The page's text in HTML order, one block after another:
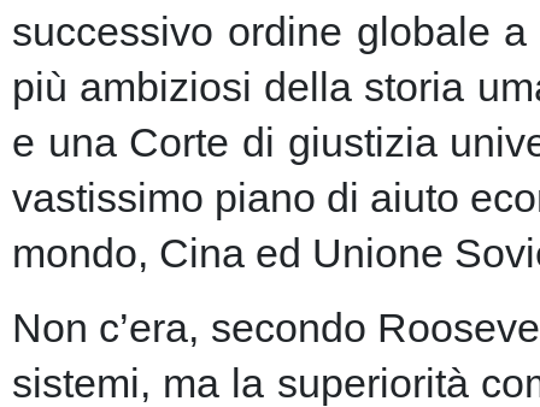
successivo ordine globale
più ambiziosi della storia
e una Corte di giustizia
vastissimo piano di aiuto
mondo, Cina ed Unione
Non c’era, secondo
sistemi, ma la superiorità